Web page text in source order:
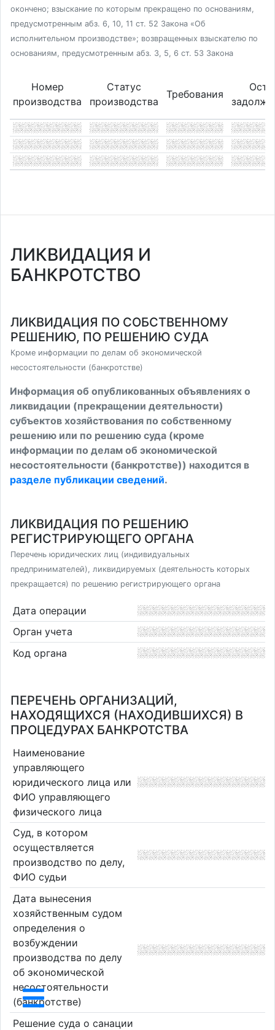
окончено; взыскание по которым прекращено по основаниям,
предусмотренным абз. 6, 10, 11 ст. 52 Закона «Об
исполнительном производстве»; возвращенных взыскателю по
основаниям, предусмотренным абз. 3, 5, 6 ст. 53 Закона
Номер
производства
Статус
производства
Требования
ЛИКВИДАЦИЯ И
БАНКРОТСТВО
ЛИКВИДАЦИЯ ПО СОБСТВЕННОМУ
РЕШЕНИЮ, ПО РЕШЕНИЮ СУДА
Кроме информации по делам об экономической
несостоятельности (банкротстве)
Информация об опубликованных объявлениях о
ликвидации (прекращении деятельности)
субъектов хозяйствования по собственному
решению или по решению суда (кроме
информации по делам об экономической
несостоятельности (банкротстве)) находится в
разделе публикации сведений.
ЛИКВИДАЦИЯ ПО РЕШЕНИЮ
РЕГИСТРИРУЮЩЕГО ОРГАНА
Перечень юридических лиц (индивидуальных
предпринимателей), ликвидируемых (деятельность которых
прекращается) по решению регистрирующего органа
Дата операции
Орган учета
Код органа
ПЕРЕЧЕНЬ ОРГАНИЗАЦИЙ,
НАХОДЯЩИХСЯ (НАХОДИВШИХСЯ) В
ПРОЦЕДУРАХ БАНКРОТСТВА
Наименование
управляющего
юридического лица или
ФИО управляющего
физического лица
Суд, в котором
осуществляется
производство по делу,
ФИО судьи
Дата вынесения
хозяйственным судом
определения о
возбуждении
производства по делу
об экономической
несостоятельности
(банкротстве)
Решение суда о санации